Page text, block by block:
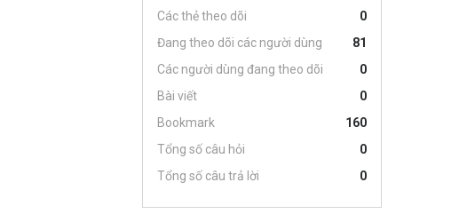
Các thẻ theo dõi
0
Đang theo dõi các người dùng
81
Các người dùng đang theo dõi
0
Bài viết
0
Bookmark
160
Tổng số câu hỏi
0
Tổng số câu trả lời
0